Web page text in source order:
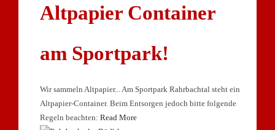
Altpapier Container
am Sportpark!
Wir sammeln Altpapier... Am Sportpark Rahrbachtal steht ein
Altpapier-Container. Beim Entsorgen jedoch bitte folgende
Regeln beachten: Read More